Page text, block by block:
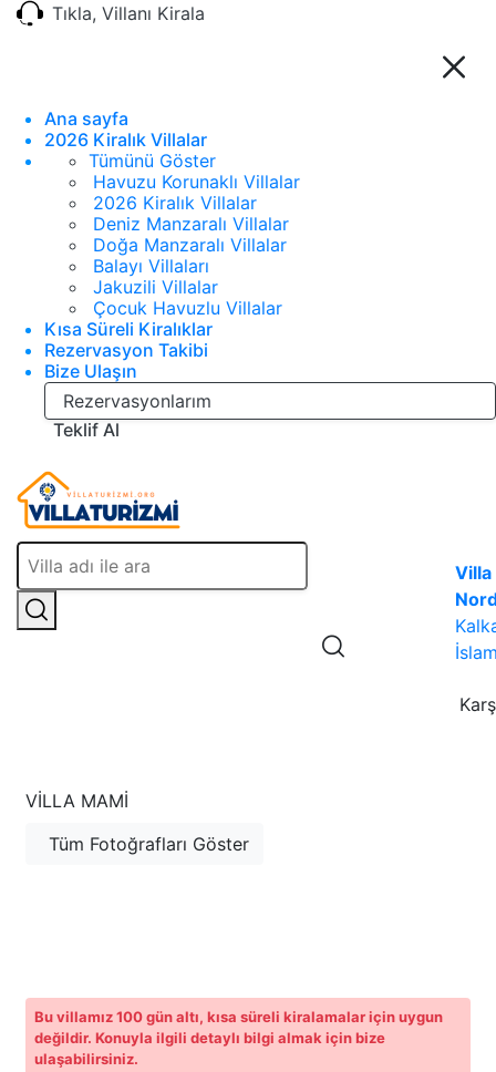
Tıkla, Villanı Kirala
Ana sayfa
2026 Kiralık Villalar
Tümünü Göster
Havuzu Korunaklı Villalar
2026 Kiralık Villalar
Deniz Manzaralı Villalar
Doğa Manzaralı Villalar
Balayı Villaları
Jakuzili Villalar
Çocuk Havuzlu Villalar
Kısa Süreli Kiralıklar
Rezervasyon Takibi
Bize Ulaşın
Rezervasyonlarım
Teklif Al
Villa
VILLA MAMI
Tüm Fotoğrafları Göster
Bu villamız 100 gün altı, kısa süreli kiralamalar için uygun
değildir. Konuyla ilgili detaylı bilgi almak için bize
ulaşabilirsiniz.